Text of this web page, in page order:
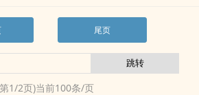
尾页
1/2页)当前100条/页